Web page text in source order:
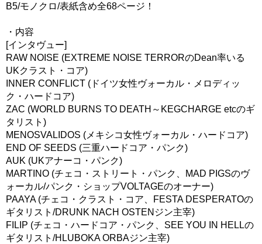
B5/モノクロ/表紙含め全68ページ！
・内容
[インタヴュー]
RAW NOISE (EXTREME NOISE TERRORのDean率いる
UKクラスト・コア)
INNER CONFLICT (ドイツ女性ヴォーカル・メロディッ
ク・ハードコア)
ZAC (WORLD BURNS TO DEATH～KEGCHARGE etcのギ
タリスト)
MENOSVALIDOS (メキシコ女性ヴォーカル・ハードコア)
END OF SEEDS (三重ハードコア・パンク)
AUK (UKアナーコ・パンク)
MARTINO (チェコ・ストリート・パンク、MAD PIGSのヴ
ォーカル/パンク・ショップVOLTAGEのオーナー)
PAAYA (チェコ・クラスト・コア、FESTA DESPERATOの
ギタリスト/DRUNK NACH OSTENジン主宰)
FILIP (チェコ・ハードコア・パンク、SEE YOU IN HELLの
ギタリスト/HLUBOKA ORBAジン主宰)